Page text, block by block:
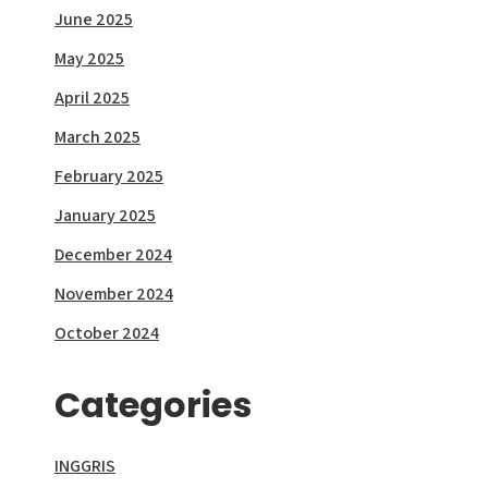
June 2025
May 2025
April 2025
March 2025
February 2025
January 2025
December 2024
November 2024
October 2024
Categories
INGGRIS